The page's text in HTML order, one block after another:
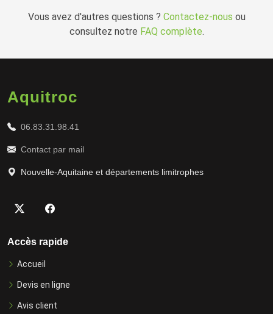
Vous avez d'autres questions ? Contactez-nous ou
consultez notre FAQ complète.
Aquitroc
06.83.31.98.41
Contact par mail
Nouvelle-Aquitaine et départements limitrophes
Accès rapide
Accueil
Devis en ligne
Avis client